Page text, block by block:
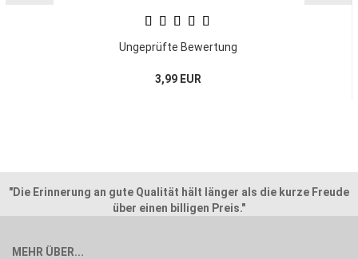
Ungeprüfte Bewertung
3,99 EUR
"Die Erinnerung an gute Qualität hält länger als die kurze Freude
über einen billigen Preis."
MEHR ÜBER...